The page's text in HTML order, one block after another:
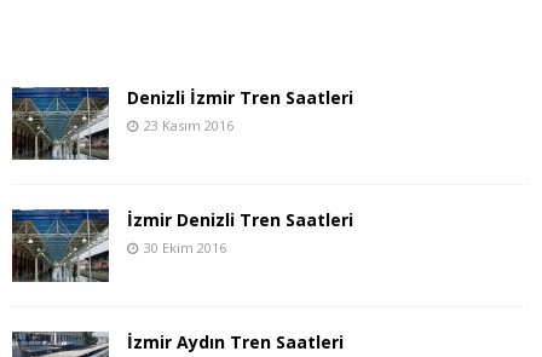
Denizli İzmir Tren Saatleri
23 Kasım 2016
İzmir Denizli Tren Saatleri
30 Ekim 2016
İzmir Aydın Tren Saatleri